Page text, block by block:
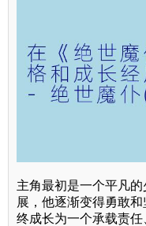
主角最初是一个平凡
展，他逐渐变得勇敢
终成长为一个承载责任